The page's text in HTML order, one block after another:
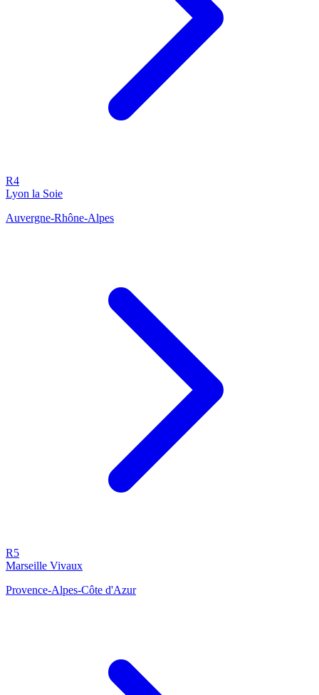
R4
Lyon la Soie
Auvergne-Rhône-Alpes
R5
Marseille Vivaux
Provence-Alpes-Côte d'Azur